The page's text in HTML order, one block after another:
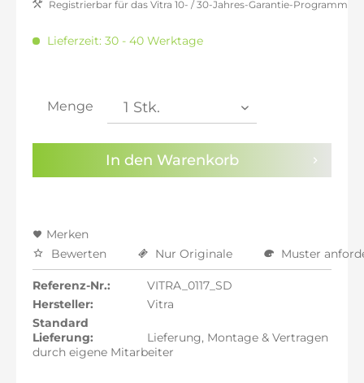
Sie haben dieDatenschutzbestimmungen
Kenntnis genommen.
inkl. 16% MwSt.: 7.720,34 €
inkl. 21% MwSt.: 8.053,11 €
Registrierbar für das Vitra 10- / 30-Jahres-Garantie-Programm
Lieferzeit: 30 - 40 Werktage
Menge
In den Warenkorb
Merken
Bewerten
Nur Originale Muster
Referenz-Nr.:
VITRA_0117_SD
Hersteller:
Vitra
Standard
Lieferung:
Lieferung, Montage & Vertragen
durch eigene Mitarbeiter